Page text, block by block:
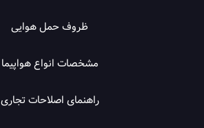
ظروف حمل هوایی
مشخصات انواع هواپیما
راهنمای اصلاحات تجاری